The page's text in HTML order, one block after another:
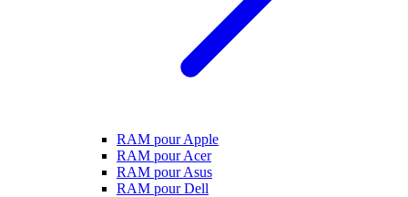
RAM pour Apple
RAM pour Acer
RAM pour Asus
RAM pour Dell